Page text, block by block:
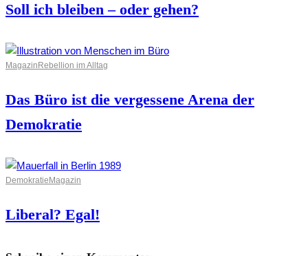
Soll ich bleiben – oder gehen?
Magazin Rebellion im Alltag
Das Büro ist die vergessene Arena der
Demokratie
Demokratie Magazin
Liberal? Egal!